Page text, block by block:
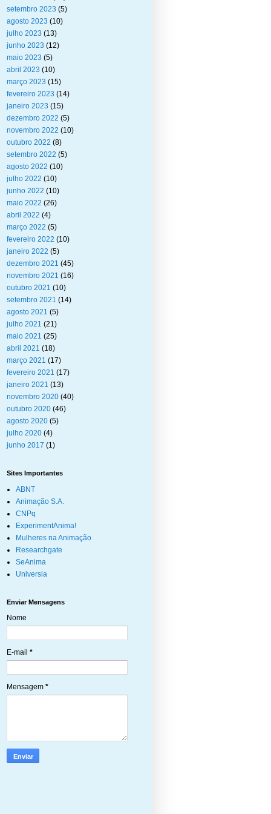
setembro 2023 (5)
agosto 2023 (10)
julho 2023 (13)
junho 2023 (12)
maio 2023 (5)
abril 2023 (10)
março 2023 (15)
fevereiro 2023 (14)
janeiro 2023 (15)
dezembro 2022 (5)
novembro 2022 (10)
outubro 2022 (8)
setembro 2022 (5)
agosto 2022 (10)
julho 2022 (10)
junho 2022 (10)
maio 2022 (26)
abril 2022 (4)
março 2022 (5)
fevereiro 2022 (10)
janeiro 2022 (5)
dezembro 2021 (45)
novembro 2021 (16)
outubro 2021 (10)
setembro 2021 (14)
agosto 2021 (5)
julho 2021 (21)
maio 2021 (25)
abril 2021 (18)
março 2021 (17)
fevereiro 2021 (17)
janeiro 2021 (13)
novembro 2020 (40)
outubro 2020 (46)
agosto 2020 (5)
julho 2020 (4)
junho 2017 (1)
Sites Importantes
ABNT
Animação S.A.
CNPq
ExperimentAnima!
Mulheres na Animação
Researchgate
SeAnima
Universia
Enviar Mensagens
Nome
E-mail *
Mensagem *